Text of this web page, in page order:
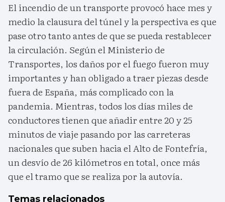
El incendio de un transporte provocó hace mes y
medio la clausura del túnel y la perspectiva es que
pase otro tanto antes de que se pueda restablecer
la circulación. Según el Ministerio de
Transportes, los daños por el fuego fueron muy
importantes y han obligado a traer piezas desde
fuera de España, más complicado con la
pandemia. Mientras, todos los días miles de
conductores tienen que añadir entre 20 y 25
minutos de viaje pasando por las carreteras
nacionales que suben hacia el Alto de Fontefría,
un desvío de 26 kilómetros en total, once más
que el tramo que se realiza por la autovía.
Temas relacionados